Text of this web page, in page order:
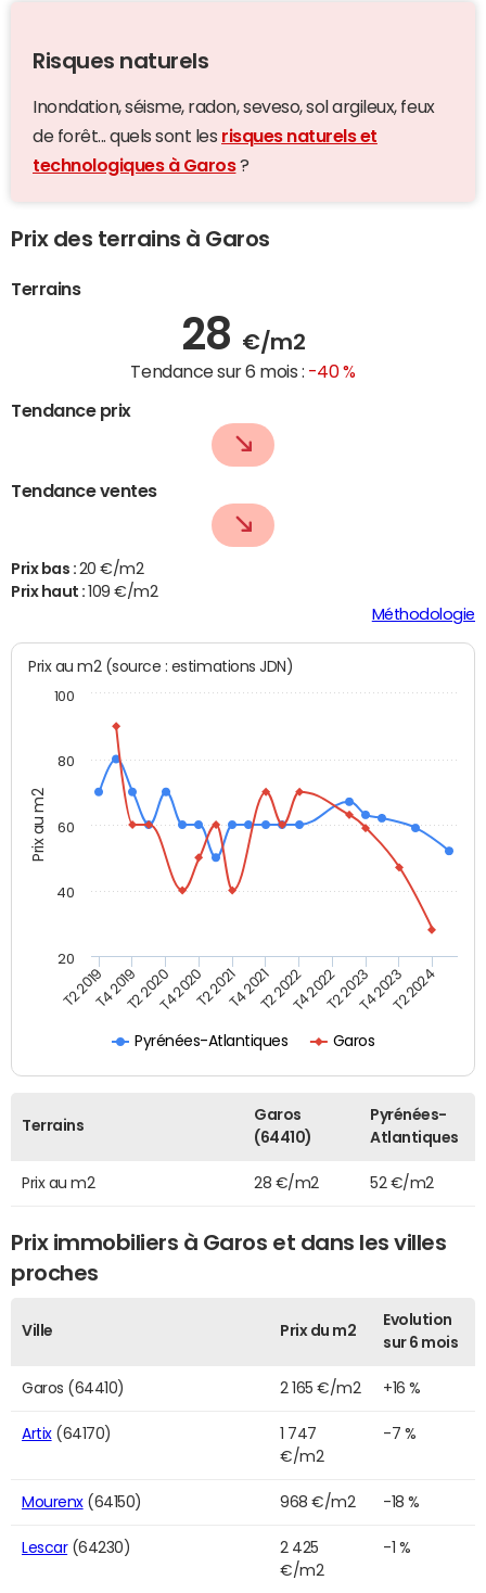
Risques naturels
Inondation, séisme, radon, seveso, sol argileux, feux
de forêt... quels sont les risques naturels et
technologiques à Garos?
Prix des terrains à Garos
Terrains
28 €/m2
Tendance sur 6 mois : -40 %
Tendance prix
Tendance ventes
Prix bas : 20 €/m2
Prix haut :109 €/m2
Méthodologie
Prix au m2
Prix au m2 (source : estimations JDN)
Pyrénées-Atlantiques Garos
T2 2019T4 2019T2 2020T4 2020T2 2021T4 2021T2 2022T4 2022T2 2023T4 2023T2 2024
20
40
60
80
100
Terrains
Garos
(64410)
Pyrénées-
Atlantiques
Prix au m2 28 €/m2 52 €/m2
Prix immobiliers à Garos et dans les villes
proches
Ville Prix du m2
Evolution
sur 6 mois
Garos (64410) 2 165 €/m2 +16 %
Artix(64170)
1 747
€/m2
-7 %
Mourenx(64150) 968 €/m2 -18 %
Lescar(64230)
2 425
€/m2
-1 %